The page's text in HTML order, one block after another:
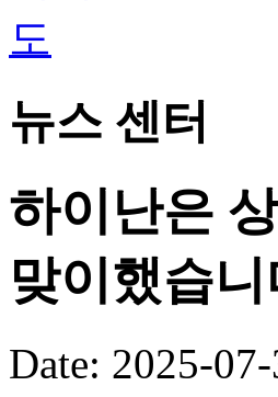
뉴스 센터
하이난은
맞이했습니
Date: 2025-07-